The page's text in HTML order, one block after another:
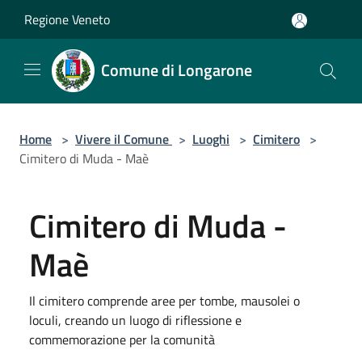
Regione Veneto
Comune di Longarone
Home > Vivere il Comune > Luoghi > Cimitero >
Cimitero di Muda - Maè
Cimitero di Muda -
Maè
Il cimitero comprende aree per tombe, mausolei o
loculi, creando un luogo di riflessione e
commemorazione per la comunità